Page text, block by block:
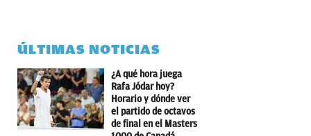
ÚLTIMAS NOTICIAS
¿A qué hora juega
Rafa Jódar hoy?
Horario y dónde ver
el partido de octavos
de final en el Masters